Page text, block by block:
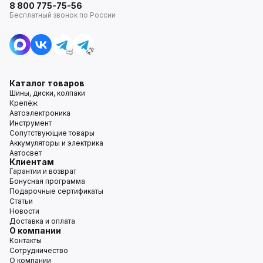
8 800 775-75-56
Бесплатный звонок по России
Каталог товаров
Шины, диски, колпаки
Крепёж
Автоэлектроника
Инструмент
Сопутствующие товары
Аккумуляторы и электрика
Автосвет
Клиентам
Гарантии и возврат
Бонусная программа
Подарочные сертификаты
Статьи
Новости
Доставка и оплата
О компании
Контакты
Сотрудничество
О компании